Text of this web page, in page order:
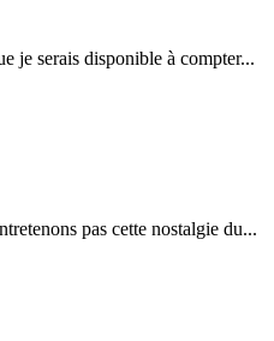
je serais disponible à compter...
pas cette nostalgie du...